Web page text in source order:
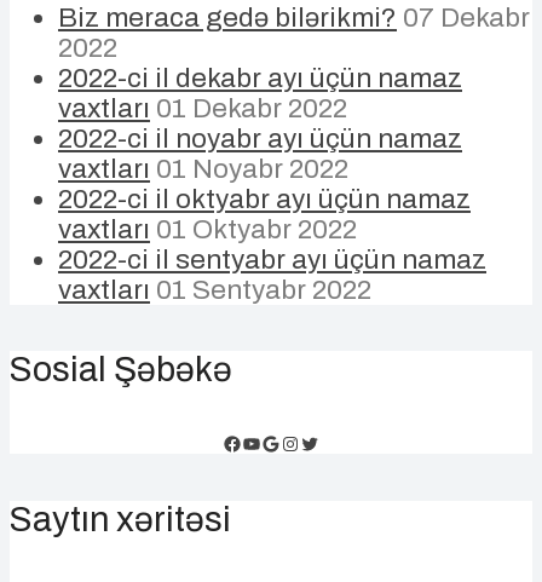
Biz meraca gedə bilərikmi? 07 Dekabr
2022
2022-ci il dekabr ayı üçün namaz
vaxtları 01 Dekabr 2022
2022-ci il noyabr ayı üçün namaz
vaxtları 01 Noyabr 2022
2022-ci il oktyabr ayı üçün namaz
vaxtları 01 Oktyabr 2022
2022-ci il sentyabr ayı üçün namaz
vaxtları 01 Sentyabr 2022
Sosial Şəbəkə
Facebook
YouTube
Google
Instagram
Twitter
Saytın xəritəsi